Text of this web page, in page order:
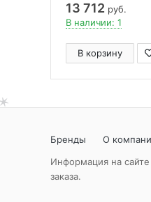
13 712 руб.
В наличии: 1
В корзину
Бренды О
Информация на
заказа.